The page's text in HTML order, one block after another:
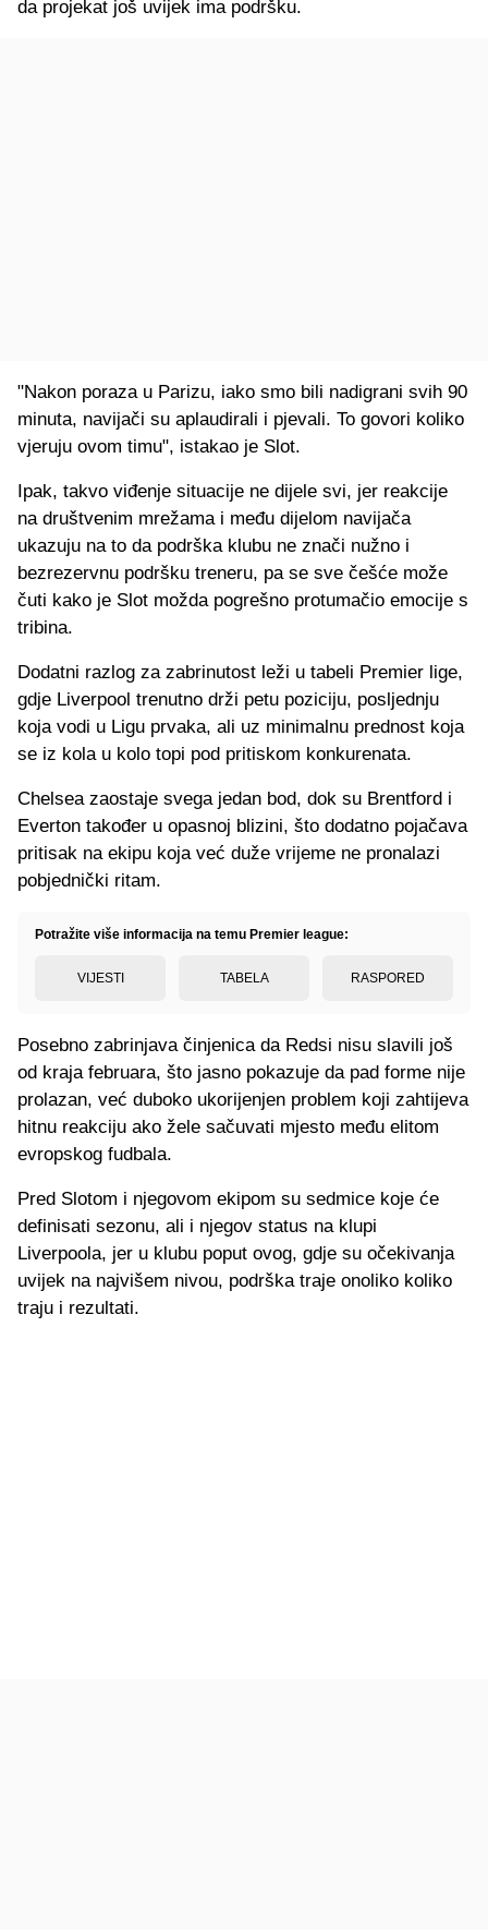
da projekat još uvijek ima podršku.
"Nakon poraza u Parizu, iako smo bili nadigrani svih 90
minuta, navijači su aplaudirali i pjevali. To govori koliko
vjeruju ovom timu", istakao je Slot.
Ipak, takvo viđenje situacije ne dijele svi, jer reakcije
na društvenim mrežama i među dijelom navijača
ukazuju na to da podrška klubu ne znači nužno i
bezrezervnu podršku treneru, pa se sve češće može
čuti kako je Slot možda pogrešno protumačio emocije s
tribina.
Dodatni razlog za zabrinutost leži u tabeli Premier lige,
gdje Liverpool trenutno drži petu poziciju, posljednju
koja vodi u Ligu prvaka, ali uz minimalnu prednost koja
se iz kola u kolo topi pod pritiskom konkurenata.
Chelsea zaostaje svega jedan bod, dok su Brentford i
Everton također u opasnoj blizini, što dodatno pojačava
pritisak na ekipu koja već duže vrijeme ne pronalazi
pobjednički ritam.
Potražite više informacija na temu Premier league:
VIJESTI TABELA RASPORED
Posebno zabrinjava činjenica da Redsi nisu slavili još
od kraja februara, što jasno pokazuje da pad forme nije
prolazan, već duboko ukorijenjen problem koji zahtijeva
hitnu reakciju ako žele sačuvati mjesto među elitom
evropskog fudbala.
Pred Slotom i njegovom ekipom su sedmice koje će
definisati sezonu, ali i njegov status na klupi
Liverpoola, jer u klubu poput ovog, gdje su očekivanja
uvijek na najvišem nivou, podrška traje onoliko koliko
traju i rezultati.